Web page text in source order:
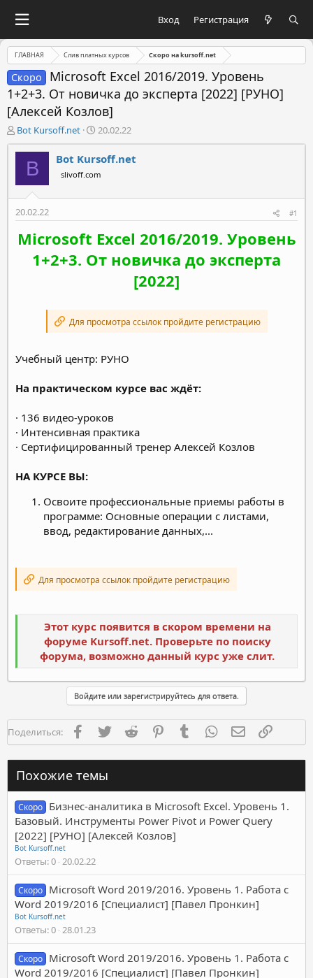
Вход Регистрация
ГЛАВНАЯ Слив платных курсов Скоро на kursoff.net
Скоро
Microsoft Excel 2016/2019. Уровень
1+2+3. От новичка до эксперта [2022] [РУНО]
[Алексей Козлов]
А
в
т
м
Bot Kursoff.net
Д
а
т
а
н
а
а
20.02.22
B Bot Kursoff.net
slivoff.com
20.02.22 #1
Microsoft Excel 2016/2019. Уровень
1+2+3. От новичка до эксперта
[2022]
Для просмотра ссылок пройдите регистрацию
Учебный центр: РУНО
На практическом курсе вас ждёт:
· 136 видео-уроков
· Интенсивная практика
· Сертифицированный тренер Алексей Козлов
НА КУРСЕ ВЫ:
Освоите профессиональные приемы работы в
программе: Основные операции с листами,
ввод, редактирование данных,...
Для просмотра ссылок пройдите регистрацию
Этот курс появится в скором времени на
форуме Kursoff.net. Проверьте по поиску
форума, возможно данный курс уже слит.
Войдите или зарегистрируйтесь для ответа.
Поделиться: FacebookTwitter Reddit PinterestTumblr WhatsAppЭлектронная
Похожие темы
Скоро Бизнес-аналитика в Microsoft Excel. Уровень 1.
Базовый. Инструменты Power Pivot и Power Query
[2022] [РУНО] [Алексей Козлов]
Bot Kursoff.net
Ответы 0 20.02.22
Скоро Microsoft Word 2019/2016. Уровень 1. Работа с
Word 2019/2016 [Специалист] [Павел Пронкин]
Bot Kursoff.net
Ответы 0 28.01.23
Скоро Microsoft Word 2019/2016. Уровень 1. Работа с
Word 2019/2016 [Специалист] [Павел Пронкин]